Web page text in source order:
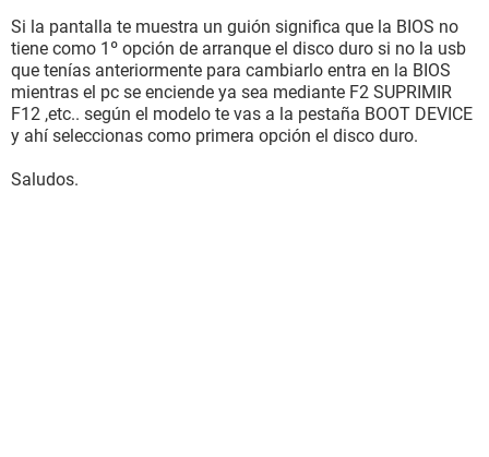
Si la pantalla te muestra un guión significa que la BIOS no
tiene como 1º opción de arranque el disco duro si no la usb
que tenías anteriormente para cambiarlo entra en la BIOS
mientras el pc se enciende ya sea mediante F2 SUPRIMIR
F12 ,etc.. según el modelo te vas a la pestaña BOOT DEVICE
y ahí seleccionas como primera opción el disco duro.
Saludos.